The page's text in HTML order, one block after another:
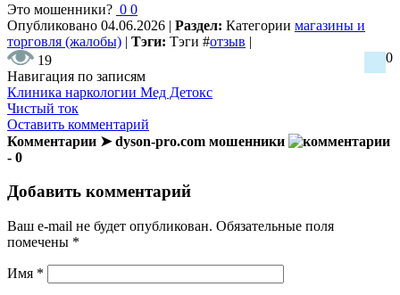
Это мошенники? 0 0
Опубликовано 04.06.2026 | Раздел: Категории магазины и
торговля (жалобы) | Тэги: Тэги #отзыв |
19
0
Навигация по записям
Клиника наркологии Мед Детокс
Чистый ток
Оставить комментарий
Комментарии ➤ dyson-pro.com мошенники
- 0
Добавить комментарий
Ваш e-mail не будет опубликован. Обязательные поля
помечены *
Имя *